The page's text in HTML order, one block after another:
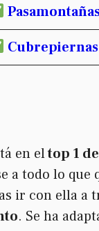
Cubrepiernas
en eltop 1
a todo lo
ir con ella a
. Se ha